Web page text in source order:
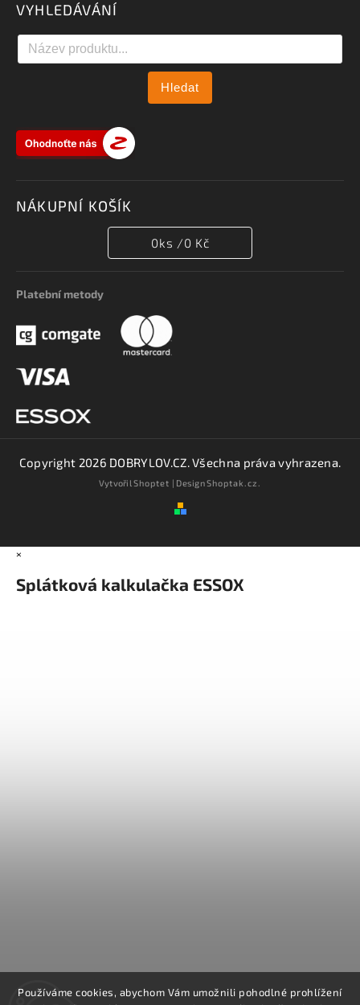
Používáme cookies, abychom Vám umožnili pohodlné prohlížení
VYHLEDÁVÁNÍ
Hledat
NÁKUPNÍ KOŠÍK
0ks /0 Kč
Platební metody
Copyright 2026 DOBRYLOV.CZ. Všechna práva vyhrazena.
VytvořilShoptet | DesignShoptak.cz.
×
Splátková kalkulačka ESSOX